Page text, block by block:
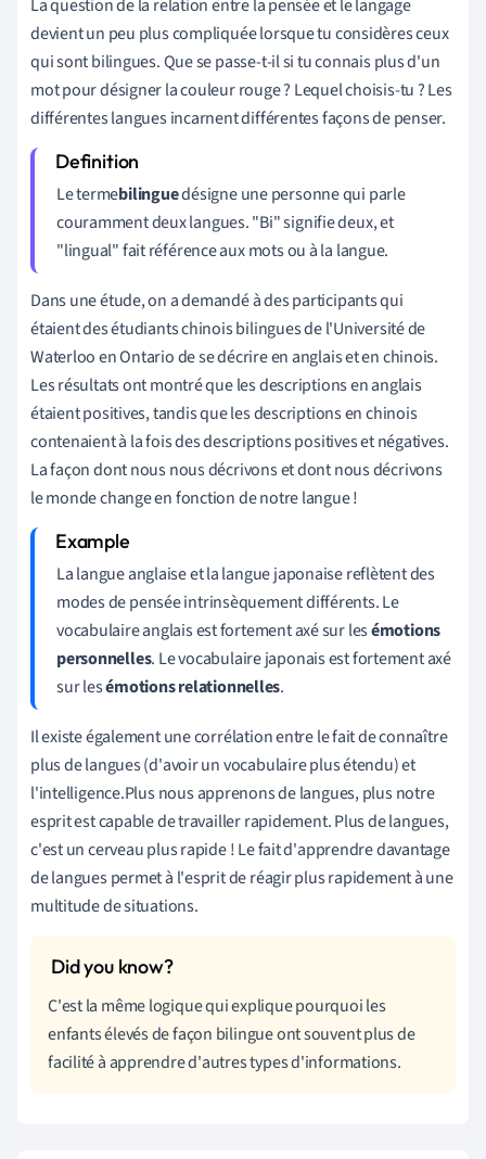
La question de la relation entre la pensée et le langage
devient un peu plus compliquée lorsque tu considères ceux
qui sont bilingues. Que se passe-t-il si tu connais plus d'un
mot pour désigner la couleur rouge ? Lequel choisis-tu ? Les
différentes langues incarnent différentes façons de penser.
Le termebilinguedésigne unepersonne qui parle
couramment deux langues. "Bi" signifie deux, et
"lingual" fait référence aux mots ou à la langue.
Dans une étude, on a demandé à des participants qui
étaient des étudiants chinois bilingues de l'Université de
Waterloo en Ontario de se décrire en anglais et en chinois.
Les résultats ont montré que les descriptions en anglais
étaient positives, tandis que les descriptions en chinois
contenaient à la fois des descriptions positives et négatives.
La façon dont nous nous décrivons et dont nous décrivons
le monde change en fonction de notre langue !
La langue anglaise et la langue japonaise reflètent des
modes de pensée intrinsèquement différents. Le
vocabulaire anglais est fortement axé sur lesémotions
personnelles. Le vocabulaire japonais est fortement axé
sur lesémotions relationnelles.
Il existe également une corrélation entre le fait de connaître
plus de langues (d'avoir un vocabulaire plus étendu) et
l'intelligence.Plus nous apprenons de langues, plus notre
esprit est capable de travailler rapidement. Plus de langues,
c'est un cerveau plus rapide ! Le fait d'apprendre davantage
de langues permet à l'esprit de réagir plus rapidement à une
multitude de situations.
C'est la même logique qui explique pourquoi les
enfants élevés de façon bilingue ont souvent plus de
facilité à apprendre d'autres types d'informations.